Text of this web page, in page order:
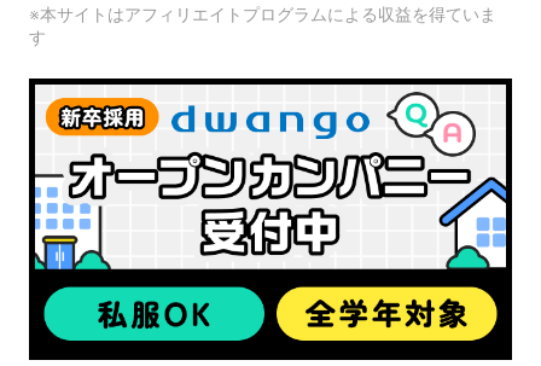
※本サイトはアフィリエイトプログラムによる収益を得ていま
す